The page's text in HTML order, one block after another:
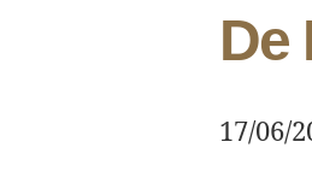
De
17/06/